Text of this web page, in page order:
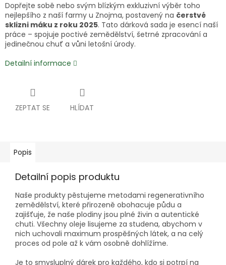
Dopřejte sobě nebo svým blízkým exkluzivní výběr toho
nejlepšího z naší farmy u Znojma, postavený na čerstvé
sklizni máku z roku 2025. Tato dárková sada je esencí naší
práce – spojuje poctivé zemědělství, šetrné zpracování a
jedinečnou chuť a vůni letošní úrody.
Detailní informace
ZEPTAT SE HLÍDAT
Popis
Detailní popis produktu
Naše produkty pěstujeme metodami regenerativního
zemědělství, které přirozeně obohacuje půdu a
zajišťuje, že naše plodiny jsou plné živin a autentické
chuti. Všechny oleje lisujeme za studena, abychom v
nich uchovali maximum prospěšných látek, a na celý
proces od pole až k vám osobně dohlížíme.
Je to smysluplný dárek pro každého, kdo si potrpí na